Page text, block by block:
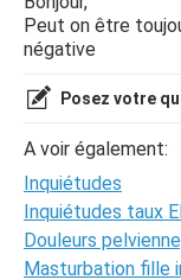
Peut on être
négative
Posez votre
A voir également:
Inquiétudes
Inquiétudes taux
Douleurs
Masturbation fille